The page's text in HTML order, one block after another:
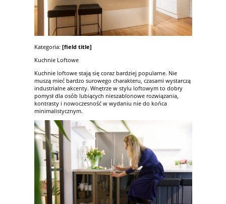
Kategoria: [field title]
Kuchnie Loftowe
Kuchnie loftowe stają się coraz bardziej popularne. Nie
muszą mieć bardzo surowego charakteru, czasami wystarczą
industrialne akcenty. Wnętrze w stylu loftowym to dobry
pomysł dla osób lubiących nieszablonowe rozwiązania,
kontrasty i nowoczesność w wydaniu nie do końca
minimalistycznym.